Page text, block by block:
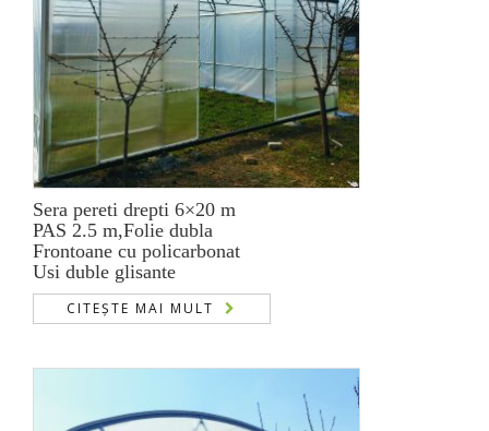
Sera pereti drepti 6×20 m
PAS 2.5 m,Folie dubla
Frontoane cu policarbonat
Usi duble glisante
CITEȘTE MAI MULT